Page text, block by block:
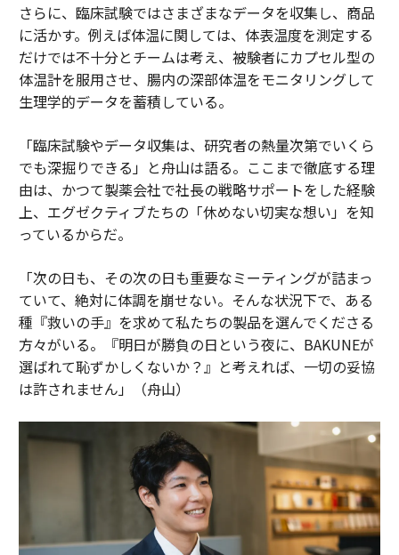
さらに、臨床試験ではさまざまなデータを収集し、商品
に活かす。例えば体温に関しては、体表温度を測定する
だけでは不十分とチームは考え、被験者にカプセル型の
体温計を服用させ、腸内の深部体温をモニタリングして
生理学的データを蓄積している。
「臨床試験やデータ収集は、研究者の熱量次第でいくら
でも深掘りできる」と舟山は語る。ここまで徹底する理
由は、かつて製薬会社で社長の戦略サポートをした経験
上、エグゼクティブたちの「休めない切実な想い」を知
っているからだ。
「次の日も、その次の日も重要なミーティングが詰まっ
ていて、絶対に体調を崩せない。そんな状況下で、ある
種『救いの手』を求めて私たちの製品を選んでくださる
方々がいる。『明日が勝負の日という夜に、BAKUNEが
選ばれて恥ずかしくないか？』と考えれば、一切の妥協
は許されません」（舟山）